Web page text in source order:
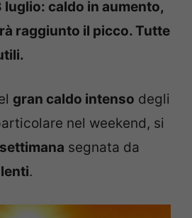
luglio: caldo in aumento,
raggiunto il picco. Tutte
gran caldo intenso degli
nel weekend, si
segnata da
.